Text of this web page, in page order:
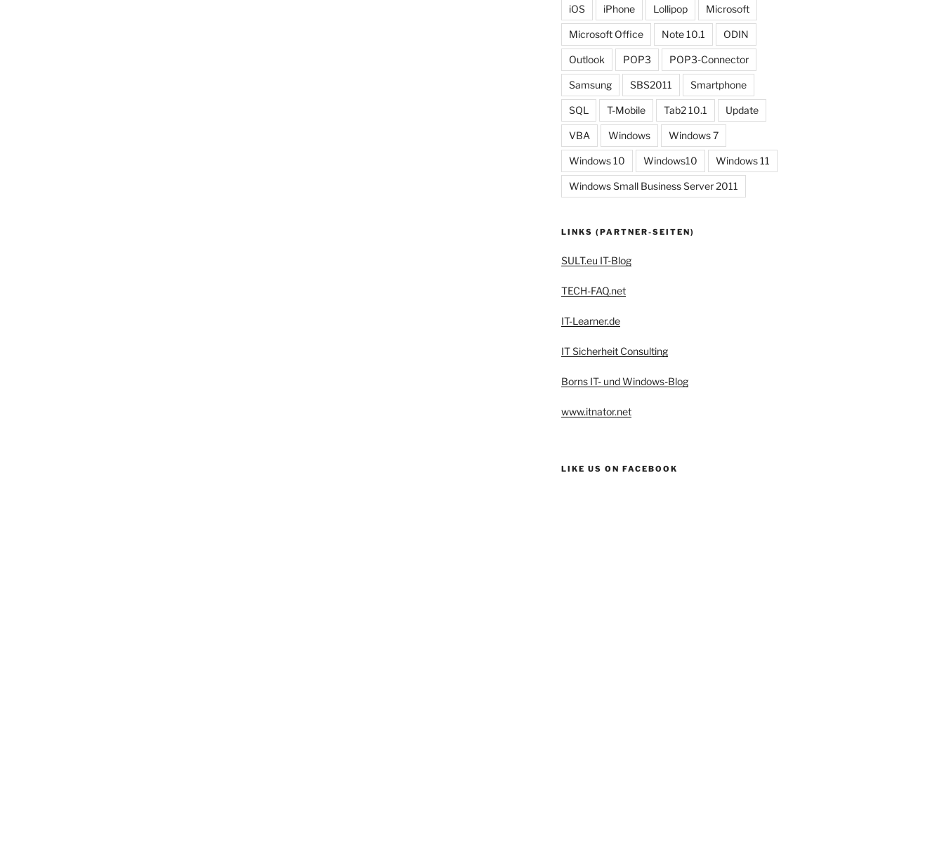
iOS iPhone Lollipop Microsoft
Microsoft Office Note 10.1 ODIN
Outlook POP3 POP3-Connector
Samsung SBS2011 Smartphone
SQL T-Mobile Tab2 10.1 Update
VBA Windows Windows 7
Windows 10 Windows10 Windows 11
Windows Small Business Server 2011
LINKS (PARTNER-SEITEN)
SULT.eu IT-Blog
TECH-FAQ.net
IT-Learner.de
IT Sicherheit Consulting
Borns IT- und Windows-Blog
www.itnator.net
LIKE US ON FACEBOOK